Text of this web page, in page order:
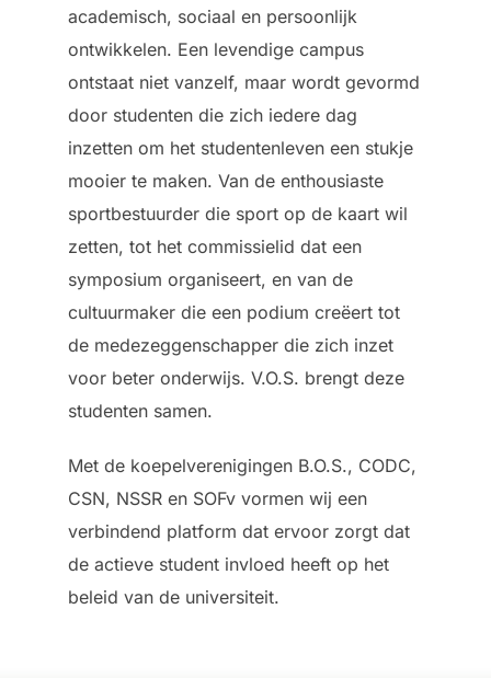
academisch, sociaal en persoonlijk
ontwikkelen. Een levendige campus
ontstaat niet vanzelf, maar wordt gevormd
door studenten die zich iedere dag
inzetten om het studentenleven een stukje
mooier te maken. Van de enthousiaste
sportbestuurder die sport op de kaart wil
zetten, tot het commissielid dat een
symposium organiseert, en van de
cultuurmaker die een podium creëert tot
de medezeggenschapper die zich inzet
voor beter onderwijs. V.O.S. brengt deze
studenten samen.
Met de koepelverenigingen B.O.S., CODC,
CSN, NSSR en SOFv vormen wij een
verbindend platform dat ervoor zorgt dat
de actieve student invloed heeft op het
beleid van de universiteit.